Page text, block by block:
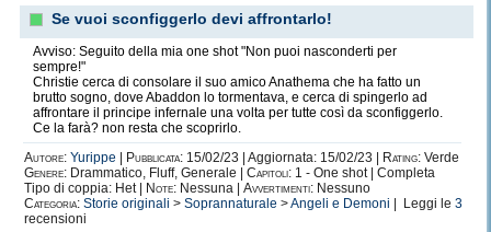
Se vuoi sconfiggerlo devi affrontarlo!
Avviso: Seguito della mia one shot "Non puoi nasconderti per
sempre!"
Christie cerca di consolare il suo amico Anathema che ha fatto un
brutto sogno, dove Abaddon lo tormentava, e cerca di spingerlo ad
affrontare il principe infernale una volta per tutte così da sconfiggerlo.
Ce la farà? non resta che scoprirlo.
Autore: Yurippe Pubblicata: 15/02/23 | Aggiornata: 15/02/23 | Rating: Verde
Genere: Drammatico, Fluff, Generale | Capitoli: 1 - One shot | Completa
Tipo di coppia: Het |
Note: Nessuna | Avvertimenti: Nessuno
Categoria: Storie originali > Soprannaturale >Angeli e Demoni | Leggi le 3
recensioni